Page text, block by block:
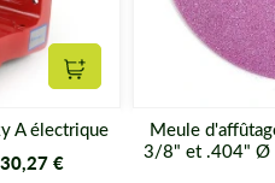
Ajouter au panier
A électrique
€
Meule
3/8" et .404" Ø